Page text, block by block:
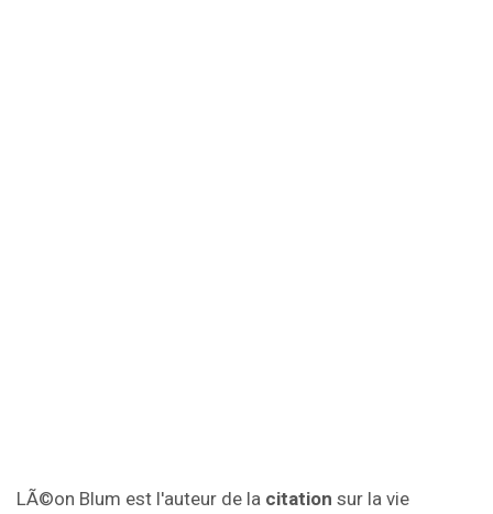
LÃ©on Blum est l'auteur de la citation sur la vie